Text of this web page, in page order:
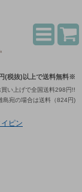
(税抜)以上で送料無料※
い上げで全国送料298円!!
島宛の場合は送料（824円)
ピン